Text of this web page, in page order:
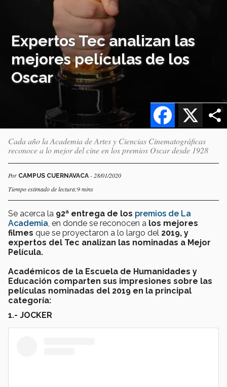
Expertos Tec analizan las
mejores películas de los
Oscar
X
Facebook
Cada año la Academia de Artes y Ciencias Cinematográficas
reconoce a lo mejor del cine en los premios Oscar desde 1928
Por CAMPUS CUERNAVACA - 28/01/2020
Tiempo estimado de lectura:9 mins
Se acerca la 92ª entrega de los premios de La
Academia , en donde se reconocen a los mejores
filmes que se proyectaron a lo largo del 2019, y
expertos del Tec analizan las nominadas a Mejor
Película.
Académicos de la Escuela de Humanidades y
Educación comparten sus impresiones sobre las
películas nominadas del 2019 en la principal
categoría:
1.- JOCKER